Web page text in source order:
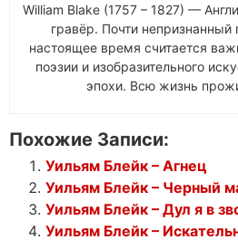
William Blake (1757 – 1827) —
гравёр. Почти
настоящее время считается
поэзии и изобразительного
эпохи. Всю жизнь
Похожие Записи:
Уильям Блейк – Агнец
Уильям Блейк – Черный
Уильям Блейк – Дул я в
Уильям Блейк –